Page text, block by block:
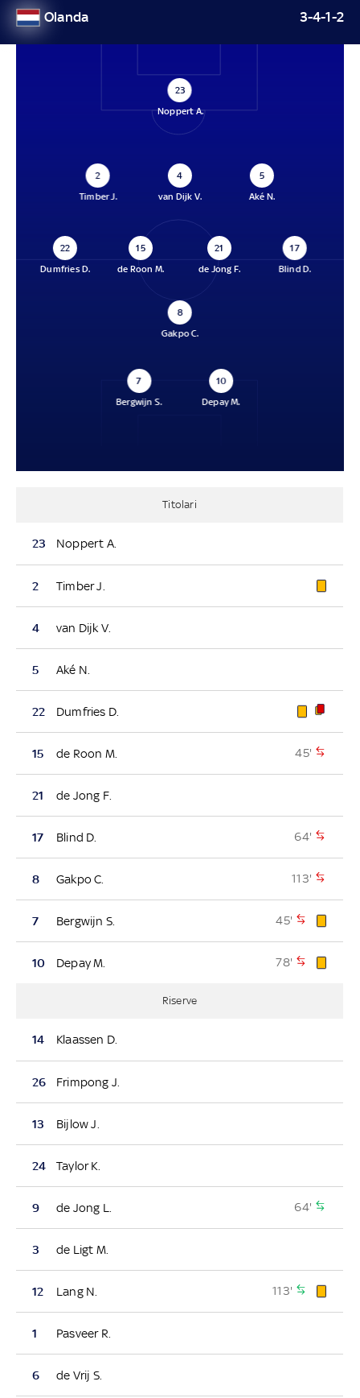
Olanda 3-4-1-2
23
Noppert A.
2
Timber J.
4
van Dijk V.
5
Aké N.
22
Dumfries D.
15
de Roon M.
21
de Jong F.
17
Blind D.
8
Gakpo C.
7
Bergwijn S.
10
Depay M.
Titolari
23 Noppert A.
2 Timber J.
4 van Dijk V.
5 Aké N.
22 Dumfries D.
15 de Roon M. 45'
21 de Jong F.
17 Blind D. 64'
8 Gakpo C. 113'
7 Bergwijn S. 45'
10 Depay M. 78'
Riserve
14 Klaassen D.
26 Frimpong J.
13 Bijlow J.
24 Taylor K.
9 de Jong L. 64'
3 de Ligt M.
12 Lang N. 113'
1 Pasveer R.
6 de Vrij S.